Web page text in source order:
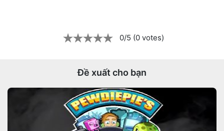
0/5 (0 votes)
Đề xuất cho bạn